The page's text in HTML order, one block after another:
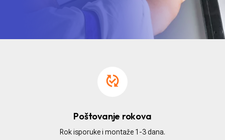
Poštovanje rokova
Rok isporuke i montaže 1-3 dana.